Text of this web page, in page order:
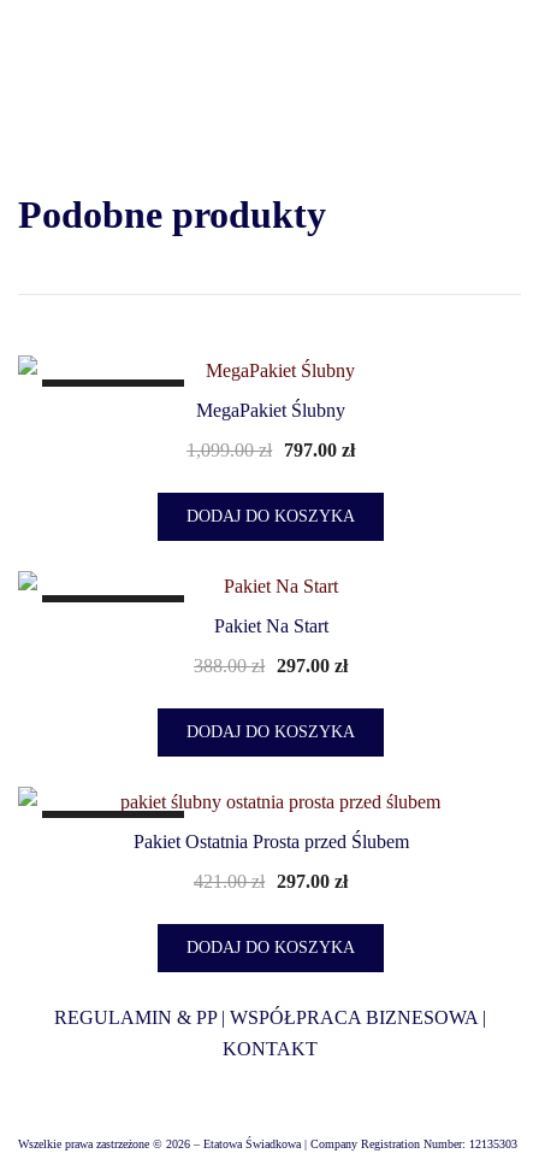
Podobne produkty
MegaPakiet Ślubny
1,099.00zł 797.00 zł
DODAJ DO KOSZYKA
Pakiet Na Start
388.00zł 297.00 zł
DODAJ DO KOSZYKA
Pakiet Ostatnia Prosta przed Ślubem
421.00zł 297.00 zł
DODAJ DO KOSZYKA
REGULAMIN & PP| WSPÓŁPRACA BIZNESOWA |
KONTAKT
Wszelkie prawa zastrzeżone © 2026 – Etatowa Świadkowa | Company Registration Number: 12135303